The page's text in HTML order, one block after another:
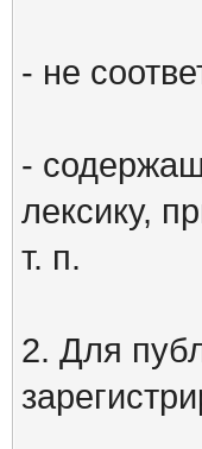
- не
-
лексику,
т. п.
2. Для